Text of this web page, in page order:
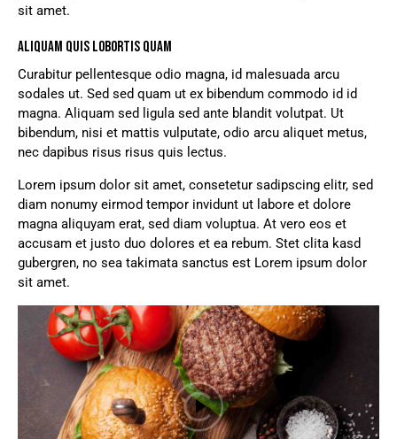
sit amet.
ALIQUAM QUIS LOBORTIS QUAM
Curabitur pellentesque odio magna, id malesuada arcu
sodales ut. Sed sed quam ut ex bibendum commodo id id
magna. Aliquam sed ligula sed ante blandit volutpat. Ut
bibendum, nisi et mattis vulputate, odio arcu aliquet metus,
nec dapibus risus risus quis lectus.
Lorem ipsum dolor sit amet, consetetur sadipscing elitr, sed
diam nonumy eirmod tempor invidunt ut labore et dolore
magna aliquyam erat, sed diam voluptua. At vero eos et
accusam et justo duo dolores et ea rebum. Stet clita kasd
gubergren, no sea takimata sanctus est Lorem ipsum dolor
sit amet.